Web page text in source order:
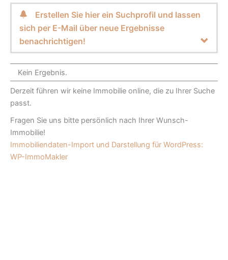
Erstellen Sie hier ein Suchprofil und lassen
sich per E-Mail über neue Ergebnisse
benachrichtigen!
Kein Ergebnis.
Derzeit führen wir keine Immobilie online, die zu Ihrer Suche
passt.
Fragen Sie uns bitte persönlich nach Ihrer Wunsch-
Immobilie!
Immobiliendaten-Import und Darstellung für WordPress:
WP-ImmoMakler